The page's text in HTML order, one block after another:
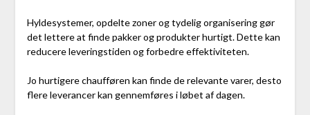
Hyldesystemer, opdelte zoner og tydelig organisering gør
det lettere at finde pakker og produkter hurtigt. Dette kan
reducere leveringstiden og forbedre effektiviteten.
Jo hurtigere chaufføren kan finde de relevante varer, desto
flere leverancer kan gennemføres i løbet af dagen.